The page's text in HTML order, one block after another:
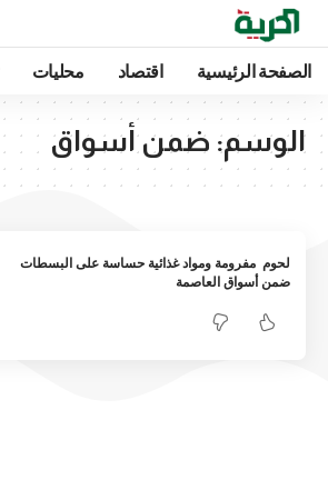
الصفحة الرئيسية اقتصاد محليات
الوسم: ضمن أسواق
لحوم مفرومة ومواد غذائية حساسة على البسطات
ضمن أسواق العاصمة